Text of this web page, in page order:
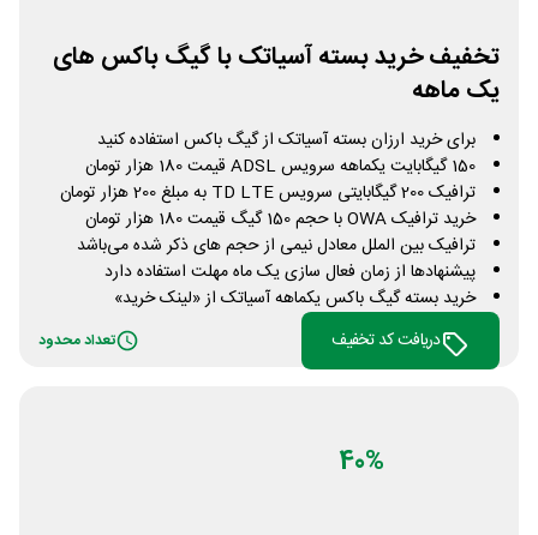
تخفیف خرید بسته آسیاتک با گیگ باکس های
یک ماهه
برای خرید ارزان بسته آسیاتک از گیگ باکس استفاده کنید
150 گیگابایت یکماهه سرویس ADSL قیمت 180 هزار تومان
ترافیک 200 گیگابایتی سرویس TD LTE به مبلغ 200 هزار تومان
خرید ترافیک OWA با حجم 150 گیگ قیمت 180 هزار تومان
ترافیک بین الملل معادل نیمی از حجم های ذکر شده می‌باشد
پیشنهادها از زمان فعال سازی یک ماه مهلت استفاده دارد
خرید بسته گیگ باکس یکماهه آسیاتک از «لینک خرید»
دریافت کد تخفیف
تعداد محدود
40%